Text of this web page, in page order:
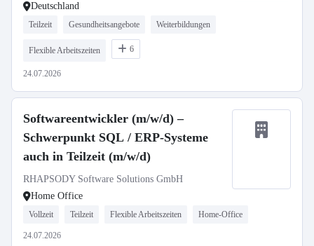
Deutschland
Teilzeit Gesundheitsangebote Weiterbildungen
Flexible Arbeitszeiten 6
24.07.2026
Softwareentwickler (m/w/d) –
Schwerpunkt SQL / ERP-Systeme
auch in Teilzeit (m/w/d)
RHAPSODY Software Solutions GmbH
Home Office
Vollzeit Teilzeit Flexible Arbeitszeiten Home-Office
24.07.2026